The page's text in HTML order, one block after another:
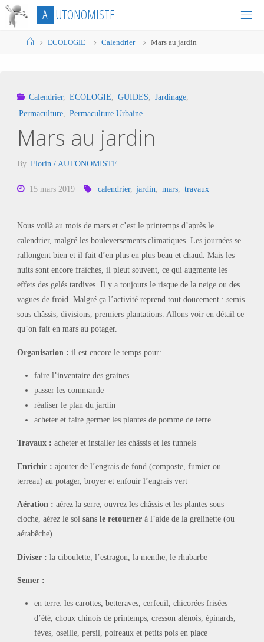
Skip
A UTONOMISTE
HomeECOLOGIE Calendrier Mars au jardin
Calendrier, ECOLOGIE GUIDES Jardinage,
Permaculture, Permaculture Urbaine
Mars au jardin
By Florin / AUTONOMISTE
15 mars 2019 calendrier, jardin, mars, travaux
Nous voilà au mois de mars et c’est le printemps d’après le
calendrier, malgré les bouleversements climatiques. Les journées se
rallongent bien et il fait d’en plus en plus beau et chaud. Mais les
nuits sont encore fraîches, il pleut souvent, ce qui augmente les
effets des gelés tardives. Il y a toujours le risque de la neige ou des
vagues de froid. Malgré ça l’activité reprend tout doucement : semis
sous châssis, divisions, premiers plantations. Allons voir en détail ce
qu’on fait en mars au potager.
Organisation : il est encore le temps pour:
faire l’inventaire des graines
passer les commande
réaliser le plan du jardin
acheter et faire germer les plantes de pomme de terre
Travaux : acheter et installer les châssis et les tunnels
Enrichir : ajouter de l’engrais de fond (composte, fumier ou
terreau) au potager, broyer et enfouir l’engrais vert
Aération : aérez la serre, ouvrez les châssis et les plantes sous
cloche, aérez le sol sans le retournerà l’aide de la grelinette (ou
aérabêche)
Diviser : la ciboulette, l’estragon, la menthe, le rhubarbe
Semer :
en terre: les carottes, betteraves, cerfeuil, chicorées frisées
d’été, choux chinois de printemps, cresson alénois, épinards,
fèves, oseille, persil, poireaux et petits pois en place